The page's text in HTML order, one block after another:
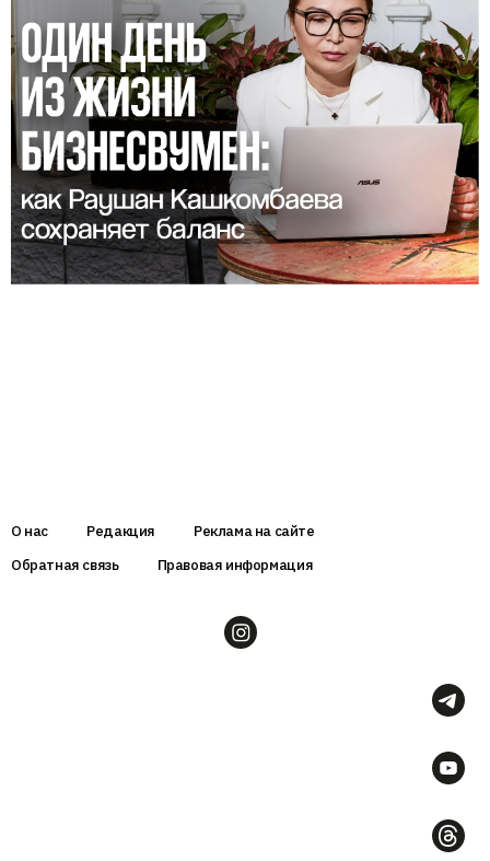
О нас Редакция
Реклама на сайте
Обратная связь
Правовая информация